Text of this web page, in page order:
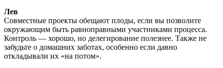
Лев
Совместные проекты обещают плоды, если вы позволите
окружающим быть равноправными участниками процесса.
Контроль — хорошо, но делегирование полезнее. Также не
забудьте о домашних заботах, особенно если давно
откладывали их «на потом».